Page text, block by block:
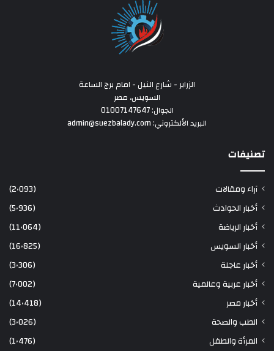
الزراير - شارع النيل - امام برج الساعة
السويس، مصر
الجوال: 01007147647
البريد الألكتروني: admin@suezbalady.com
تصنيفات
آراء ومقالات
(2٬093)
أخبار الحوادث
(5٬936)
أخبار الرياضة
(11٬064)
أخبار السويس
(16٬825)
أخبار عاجلة
(3٬306)
أخبار عربية وعالمية
(7٬002)
أخبار مصر
(14٬418)
الطب والصحة
(3٬026)
المرأة والطفل
(1٬476)